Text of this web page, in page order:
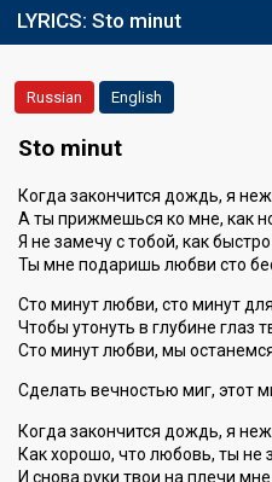
LYRICS: Sto minut
Russian English
Sto minut
Когда закончится дождь, я
А ты прижмешься ко мне, как
Я не замечу с тобой, как
Ты мне подаришь любви сто
Сто минут любви, сто минут
Чтобы утонуть в глубине глаз
Сто минут любви, мы
Сделать вечностью миг, этот
Когда закончится дождь, я
Как хорошо, что любовь, ты не
И снова руки твои на плечи